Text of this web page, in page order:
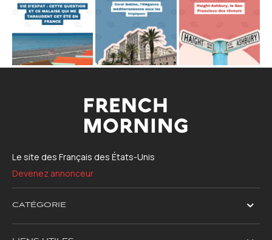
Le site des Français des États-Unis
Devenez annonceur
CATÉGORIE